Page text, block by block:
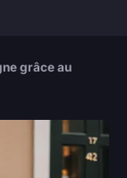
grâce au